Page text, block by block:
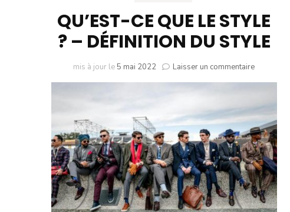
QU’EST-CE QUE LE STYLE
? – DÉFINITION DU STYLE
mis à jour le 5 mai 2022 Laisser un commentairesur
LE
STYLE
?
–
DÉFINITION
DU
STYLE